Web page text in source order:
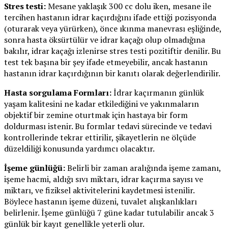
Stres testi:Mesane yaklaşık 300 cc dolu iken, mesane ile
tercihen hastanın idrar kaçırdığını ifade ettiği pozisyonda
(oturarak veya yürürken), önce ıkınma manevrası eşliğinde,
sonra hasta öksürtülür ve idrar kaçağı olup olmadığına
bakılır, idrar kaçağı izlenirse stres testi pozitiftir denilir. Bu
test tek başına bir şey ifade etmeyebilir, ancak hastanın
hastanın idrar kaçırdığının bir kanıtı olarak değerlendirilir.
Hasta sorgulama Formları:İdrar kaçırmanın günlük
yaşam kalitesini ne kadar etkilediğini ve yakınmaların
objektif bir zemine oturtmak için hastaya bir form
doldurması istenir. Bu formlar tedavi sürecinde ve tedavi
kontrollerinde tekrar ettirilir, şikayetlerin ne ölçüde
düzeldiliği konusunda yardımcı olacaktır.
İşeme günlüğü:Belirli bir zaman aralığında işeme zamanı,
işeme hacmi, aldığı sıvı miktarı, idrar kaçırma sayısı ve
miktarı, ve fiziksel aktivitelerini kaydetmesi istenilir.
Böylece hastanın işeme düzeni, tuvalet alışkanlıkları
belirlenir. İşeme günlüğü 7 güne kadar tutulabilir ancak 3
günlük bir kayıt genellikle yeterli olur.